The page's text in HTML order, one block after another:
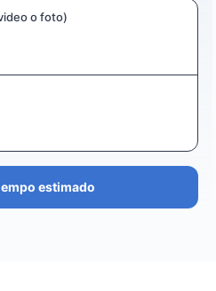
o foto)
estimado